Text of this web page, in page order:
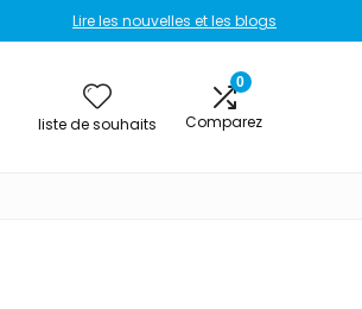
Lire les nouvelles et les blogs
liste de souhaits
0
Comparez